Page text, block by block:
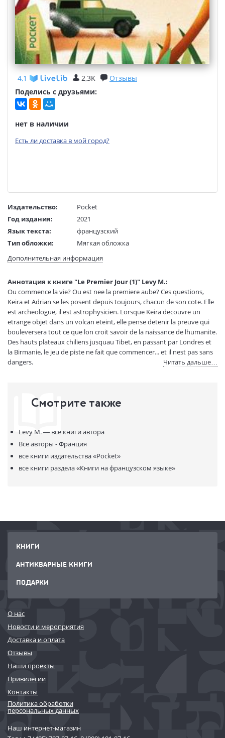
4,1 2,3K
Отзывы
Поделись с друзьями:
нет в наличии
Есть ли доставка в мой город?
Издательство:
Pocket
Год издания:
2021
Язык текста:
французский
Тип обложки:
Мягкая обложка
Размеры в мм
(ДхШхВ):
130x90x29
Страниц:
586
Код товара:
50069748
Артикул:
319835
ISBN:
9782266305624
В продаже с:
11.01.2023
Дополнительная информация
Аннотация к книге "Le Premier Jour (1)" Levy M.:
Ou commence la vie? Ou est nee la premiere aube? Ces questions,
Keira et Adrian se les posent depuis toujours, chacun de son cote. Elle
est archeologue, il est astrophysicien. Lorsque Keira decouvre un
etrange objet dans un volcan eteint, elle pense detenir la preuve qui
bouleversera tout ce que lon croit savoir de la naissance de lhumanite.
Des hauts plateaux chiliens jusquau Tibet, en passant par Londres et
la Birmanie, le jeu de piste ne fait que commencer... et il nest pas sans
dangers.
Читать дальше…
Смотрите также
Levy M. — все книги автора
Все авторы - Франция
все книги издательства«Pocket»
все книги раздела«Книги на французском языке»
КНИГИ
АНТИКВАРНЫЕ КНИГИ
ПОДАРКИ
О нас
Новости и мероприятия
Доставка и оплата
Отзывы
Наши проекты
Привилегии
Контакты
Политика обработки
персональных данных
Наш интернет-магазин